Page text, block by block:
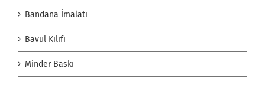
Bandana İmalatı
Bavul Kılıfı
Minder Baskı